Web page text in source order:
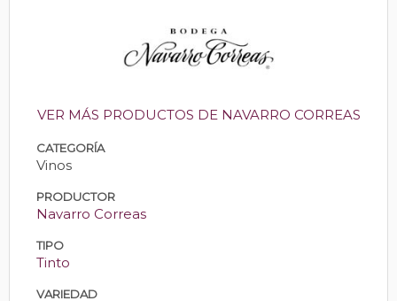
VER MÁS PRODUCTOS DE NAVARRO CORREAS
CATEGORÍA
Vinos
PRODUCTOR
Navarro Correas
TIPO
Tinto
VARIEDAD